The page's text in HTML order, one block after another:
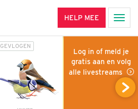
HELP MEE
Log in of meld je
gratis aan en volg
alle livestreams